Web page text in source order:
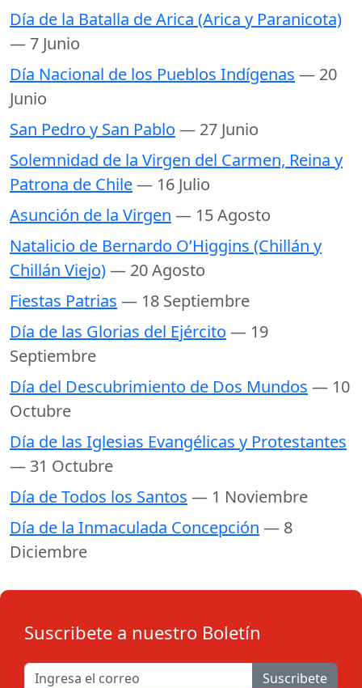
Día de la Batalla de Arica (Arica y Paranicota)
— 7 Junio
Día Nacional de los Pueblos Indígenas — 20
Junio
San Pedro y San Pablo — 27 Junio
Solemnidad de la Virgen del Carmen, Reina y
Patrona de Chile— 16 Julio
Asunción de la Virgen — 15 Agosto
Natalicio de Bernardo O’Higgins (Chillán y
Chillán Viejo)— 20 Agosto
Fiestas Patrias — 18 Septiembre
Día de las Glorias del Ejército — 19
Septiembre
Día del Descubrimiento de Dos Mundos — 10
Octubre
Día de las Iglesias Evangélicas y Protestantes
— 31 Octubre
Día de Todos los Santos — 1 Noviembre
Día de la Inmaculada Concepción — 8
Diciembre
Suscribete a nuestro Boletín
Suscribete